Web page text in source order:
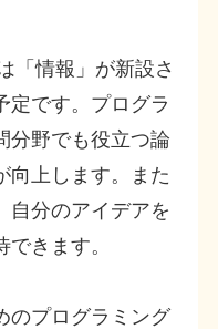
「情報」が新設さ
定です。プログラ
分野でも役立つ論
向上します。また
自分のアイデアを
きます。
のプログラミング